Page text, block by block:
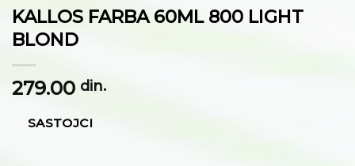
KALLOS FARBA 60ML 800 LIGHT
BLOND
279.00 din.
SASTOJCI